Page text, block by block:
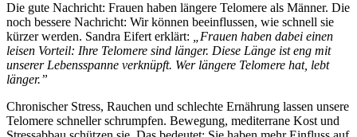
Die gute Nachricht: Frauen haben längere Telomere als Männer. Die
noch bessere Nachricht: Wir können beeinflussen, wie schnell sie
kürzer werden. Sandra Eifert erklärt:
„Frauen haben dabei einen
leisen Vorteil: Ihre Telomere sind länger. Diese Länge ist eng mit
unserer Lebensspanne verknüpft. Wer längere Telomere hat, lebt
länger.”
Chronischer Stress, Rauchen und schlechte Ernährung lassen unsere
Telomere schneller schrumpfen. Bewegung, mediterrane Kost und